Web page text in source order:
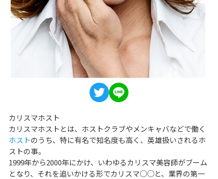
カリスマホスト
カリスマホストとは、ホストクラブやメンキャバなどで働く
ホストのうち、特に有名で知名度も高く、英雄扱いされるホ
ストの事。
1999年から2000年にかけ、いわゆるカリスマ美容師がブーム
となり、それを追いかける形でカリスマ○○と、業界の第一